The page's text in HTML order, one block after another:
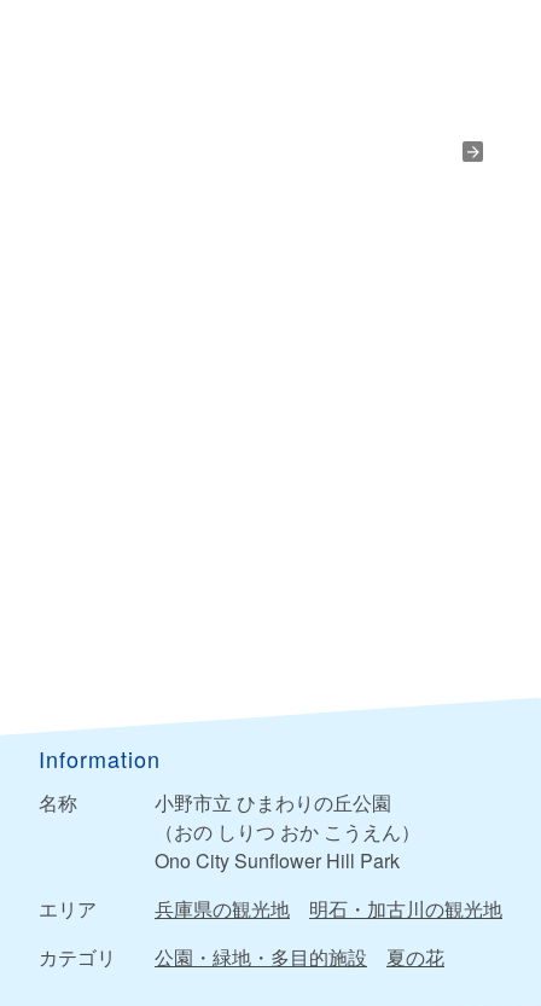
Information
名称
小野市立 ひまわりの丘公園
（おの しりつ おか こうえん）
Ono City Sunflower Hill Park
エリア
兵庫県の観光地
明石・加古川の観光地
カテゴリ
公園・緑地・多目的施設 夏の花